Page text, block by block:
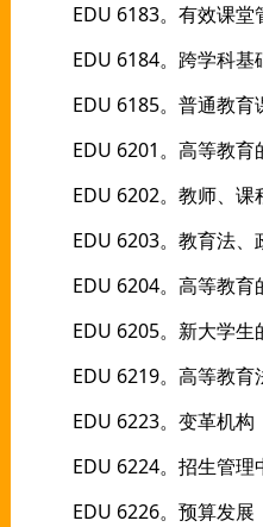
EDU 6183。有效课堂
EDU 6184。跨学科基
EDU 6185。普通教育
EDU 6201。高等教育
EDU 6202。教师、课
EDU 6203。教育法、
EDU 6204。高等教育
EDU 6205。新大学生
EDU 6219。高等教育
EDU 6223。变革机构
EDU 6224。招生管理
EDU 6226。预算发展